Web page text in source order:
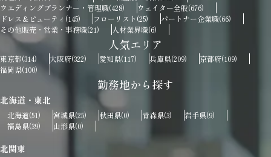
ウエディングプランナー・管理職(428) ウェイター全般(676)
ドレス＆ビューティ (145) フローリスト (25) パートナー企業職(66)
その他販売・営業・事務職(21) 人材業界職(6)
人気エリア
東京都(314) 大阪府(322) 愛知県(117) 兵庫県(209) 京都府(109)
福岡県(100)
勤務地から探す
北海道・東北
北海道(51) 宮城県(25) 秋田県(0) 青森県(3) 岩手県(9)
福島県(39) 山形県(0)
北関東